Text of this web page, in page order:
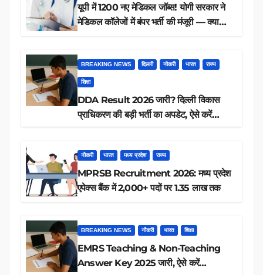
यूपी में 1200 नए मेडिकल जॉब्स! योगी सरकार ने
मेडिकल कॉलेजों में बंपर भर्ती की मंजूरी — क्या
BREAKING NEWS दिल्ली नौकरी भारत राज्य
शिक्षा
DDA Result 2026 जारी? दिल्ली विकास
प्राधिकरण की बड़ी भर्ती का अपडेट, ऐसे करें
नौकरी भारत मध्य प्रदेश राज्य
MPRSB Recruitment 2026: मध्य प्रदेश
एपेक्स बैंक में 2,000+ पदों पर 1.35 लाख तक
BREAKING NEWS नौकरी भारत शिक्षा
EMRS Teaching & Non-Teaching
Answer Key 2025 जारी, ऐसे करें